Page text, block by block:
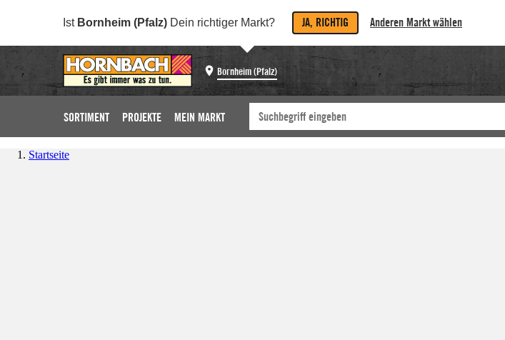
Ist Bornheim (Pfalz) Dein richtiger Markt? JA, RICHTIG Anderen Markt wählen
Bornheim (Pfalz)
SORTIMENT PROJEKTE MEIN MARKT
Startseite